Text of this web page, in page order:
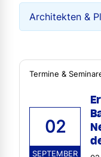
Termine &
02
SEPTEMBER